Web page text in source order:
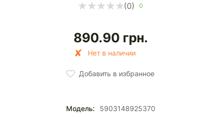
(0) 0
890.90 грн.
Нет в наличии
Добавить в избранное
Модель:
5903148925370